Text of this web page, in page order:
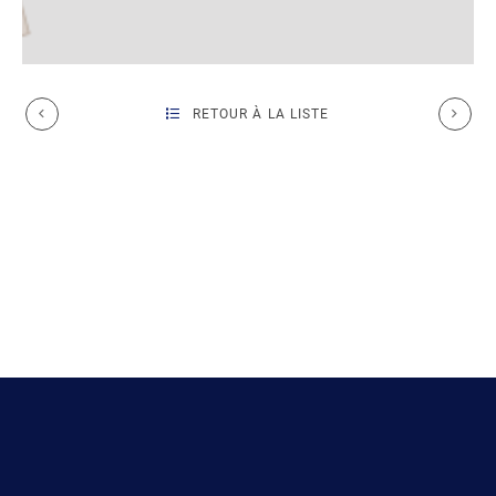
RETOUR À LA LISTE